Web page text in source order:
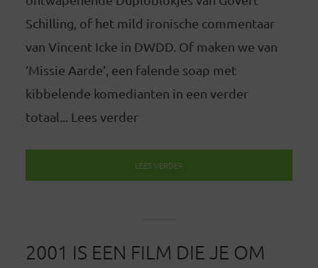
Schilling, of het mild ironische commentaar
van Vincent Icke in DWDD. Of maken we van
‘Missie Aarde’, een falende soap met
kibbelende komedianten in een verder
totaal... Lees verder
LEES VERDER
2001 IS EEN FILM DIE JE OM